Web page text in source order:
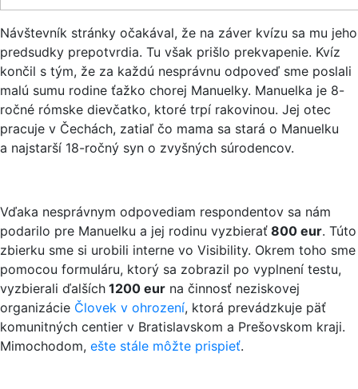
Návštevník stránky očakával, že na záver kvízu sa mu jeho
predsudky prepotvrdia. Tu však prišlo prekvapenie. Kvíz
končil s tým, že za každú nesprávnu odpoveď sme poslali
malú sumu rodine ťažko chorej Manuelky. Manuelka je 8-
ročné rómske dievčatko, ktoré trpí rakovinou. Jej otec
pracuje v Čechách, zatiaľ čo mama sa stará o Manuelku
a najstarší 18-ročný syn o zvyšných súrodencov.
Vďaka nesprávnym odpovediam respondentov sa nám
podarilo pre Manuelku a jej rodinu vyzbierať 800 eur. Túto
zbierku sme si urobili interne vo Visibility. Okrem toho sme
pomocou formuláru, ktorý sa zobrazil po vyplnení testu,
vyzbierali ďalších 1200 eur na činnosť neziskovej
organizácie Človek v ohrození, ktorá prevádzkuje päť
komunitných centier v Bratislavskom a Prešovskom kraji.
Mimochodom, ešte stále môžte prispieť.